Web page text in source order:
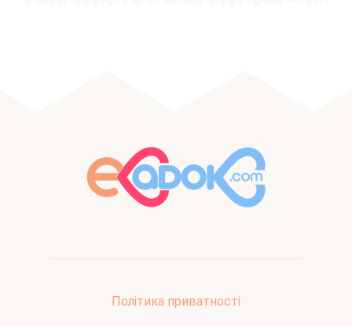
Політика приватності